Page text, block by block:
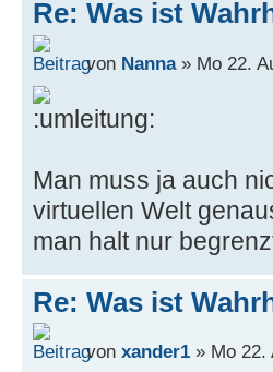
Re: Was ist
von Nanna» Mo 22.
Man muss ja auch
virtuellen Welt
man halt nur
Re: Was ist
von xander1 » Mo 22.